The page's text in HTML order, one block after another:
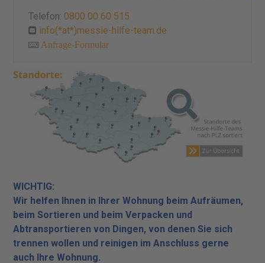
Telefon:0800 00 60 515
info(*at*)messie-hilfe-team.de
Anfrage-Formular
WICHTIG:
Wir helfen Ihnen in Ihrer Wohnung beim Aufräumen,
beim Sortieren und beim Verpacken und
Abtransportieren von Dingen, von denen Sie sich
trennen wollen und reinigen im Anschluss gerne
auch Ihre Wohnung.